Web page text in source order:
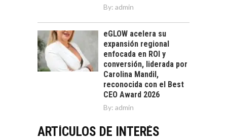
By: admin
eGLOW acelera su
expansión regional
enfocada en ROI y
conversión, liderada por
Carolina Mandil,
reconocida con el Best
CEO Award 2026
By: admin
ARTÍCULOS DE INTERÉS